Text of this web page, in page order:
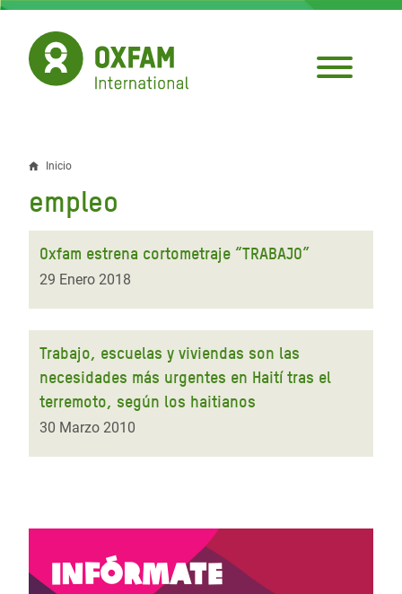
Pasar
contenido
principal
Sobrescribir
enlaces
de
ayuda
a
navegación
Inicio
empleo
Oxfam estrena cortometraje “TRABAJO”
29 Enero 2018
Trabajo, escuelas y viviendas son las
necesidades más urgentes en Haití tras el
terremoto, según los haitianos
30 Marzo 2010
Infórmate